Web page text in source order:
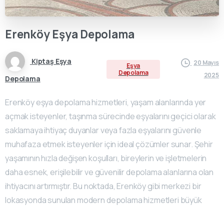
Erenköy Eşya Depolama
Kiptaş Eşya
Depolama
Eşya
Depolama
20 Mayıs
2025
Erenköy eşya depolama hizmetleri, yaşam alanlarında yer
açmak isteyenler, taşınma sürecinde eşyalarını geçici olarak
saklamaya ihtiyaç duyanlar veya fazla eşyalarını güvenle
muhafaza etmek isteyenler için ideal çözümler sunar. Şehir
yaşamının hızla değişen koşulları, bireylerin ve işletmelerin
daha esnek, erişilebilir ve güvenilir depolama alanlarına olan
ihtiyacını artırmıştır. Bu noktada, Erenköy gibi merkezi bir
lokasyonda sunulan modern depolama hizmetleri büyük